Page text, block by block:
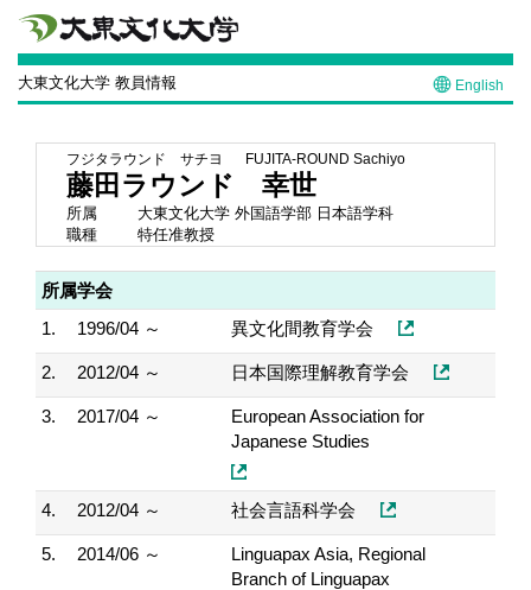
大東文化大学 教員情報 English
フジタラウンド サチヨ FUJITA-ROUND Sachiyo
藤田ラウンド 幸世
所属
大東文化大学 外国語学部 日本語学科
職種
特任准教授
所属学会
1.
1996/04 ～ 異文化間教育学会
2. 2012/04 ～ 日本国際理解教育学会
3. 2017/04 ～
European Association for
Japanese Studies
4. 2012/04 ～ 社会言語科学会
5. 2014/06 ～
Linguapax Asia, Regional
Branch of Linguapax